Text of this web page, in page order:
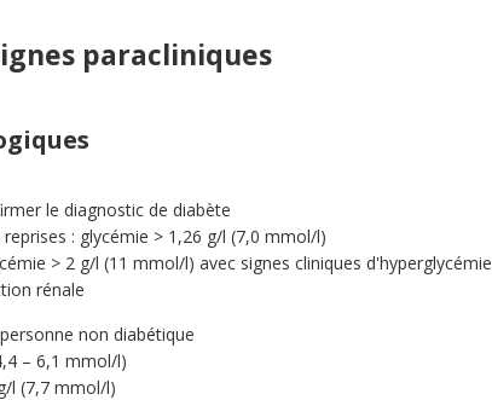
paracliniques
le diagnostic de diabète
: glycémie > 1,26 g/l (7,0 mmol/l)
> 2 g/l (11 mmol/l) avec signes cliniques d'hyperglycémie
rénale
non diabétique
– 6,1 mmol/l)
l (7,7 mmol/l)